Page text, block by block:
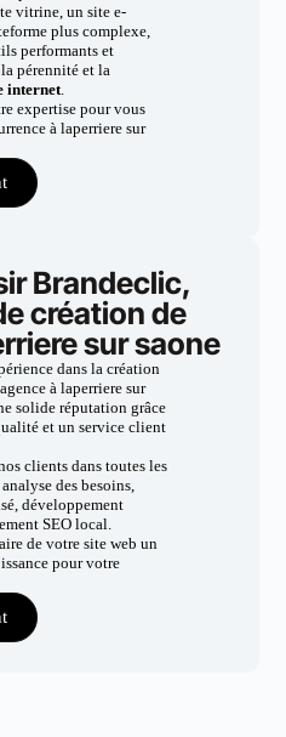
vitrine, un site e-
plus complexe,
performants et
pérennité et la
internet.
expertise pour vous
à laperriere sur
Brandeclic,
création de
sur saone
dans la création
à laperriere sur
solide réputation grâce
et un service client
clients dans toutes les
des besoins,
développement
SEO local.
de votre site web un
pour votre